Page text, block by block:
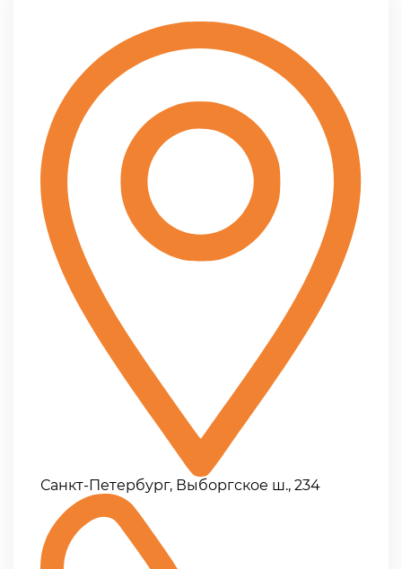
Санкт-Петербург, Выборгское ш., 234